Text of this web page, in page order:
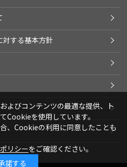
対する基本方針
よびコンテンツの最適な提供、ト
Cookieを使用しています。
、Cookieの利用に同意したことも
リシーをご確認ください。
諾する